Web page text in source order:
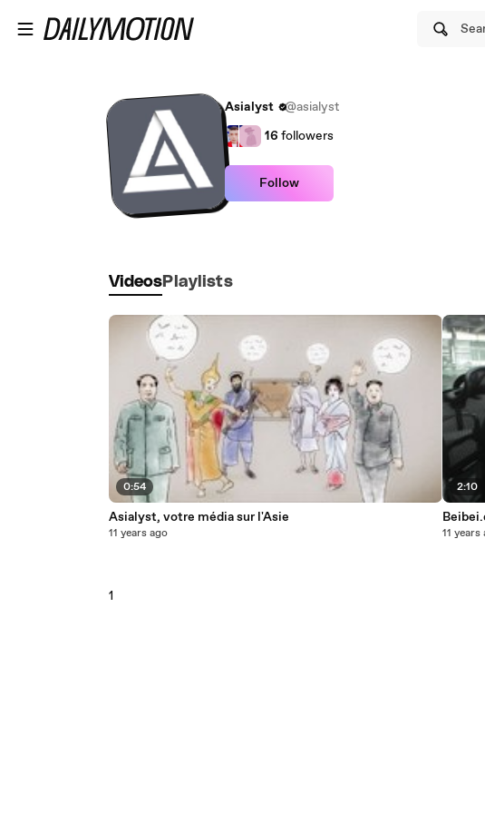
Asialyst
@asialyst
16 followers
Follow
Videos Playlists
0:54
Asialyst, votre média sur l'Asie
11 years ago
2:10
11 years
1